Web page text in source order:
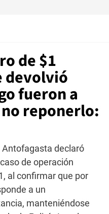
de $1
devolvió
fueron a
reponerlo:
Antofagasta declaró
de operación
al confirmar que por
a un
manteniéndose